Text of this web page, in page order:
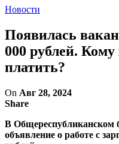
Новости
Появилась
000 рублей.
платить?
On Авг 28, 2024
Share
В Общереспубликанском
объявление о работе с